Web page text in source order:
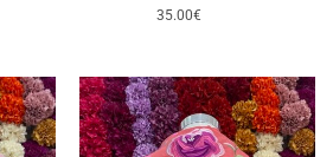
35.00€